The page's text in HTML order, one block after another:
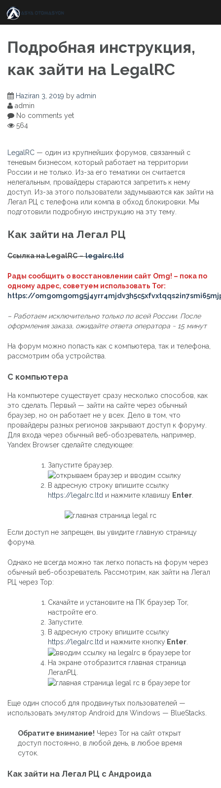
content
Подробная инструкция,
как зайти на LegalRC
Haziran 3, 2019 by admin
admin
No comments yet
564
LegalRC — один из крупнейших форумов, связанный с
теневым бизнесом, который работает на территории
России и не только. Из-за его тематики он считается
нелегальным, провайдеры стараются запретить к нему
доступ. Из-за этого пользователи задумываются как зайти на
Легал РЦ c телефона или компа в обход блокировки. Мы
подготовили подробную инструкцию на эту тему.
Как зайти на Легал РЦ
Ссылка на LegalRC–legalrc.ltd
Рады сообщить о восстановлении сайт Omg! – пока по
одному адрес, советуем использовать Tor:
https://
– Работаем исключительно только по всей России. После
оформления заказа, ожидайте ответа оператора ~ 15 минут
На форум можно попасть как с компьютера, так и телефона,
рассмотрим оба устройства.
С компьютера
На компьютере существует сразу несколько способов, как
это сделать. Первый — зайти на сайте через обычный
браузер, но он работает не у всех. Дело в том, что
провайдеры разных регионов закрывают доступ к форуму.
Для входа через обычный веб-обозреватель, например,
Yandex Browser сделайте следующее:
Запустите браузер.
В адресную строку впишите ссылку
https://legalrc.ltd и нажмите клавишу Enter.
Если доступ не запрещен, вы увидите главную страницу
форума.
Однако не всегда можно так легко попасть на форум через
обычный веб-обозреватель. Рассмотрим, как зайти на Легал
РЦ через Тор:
Скачайте и установите на ПК браузер Tor,
настройте его.
Запустите.
В адресную строку впишите ссылку
https://legalrc.ltd и нажмите кнопку Enter.
На экране отобразится главная страница
ЛегалРЦ.
Еще один способ для продвинутых пользователей —
использовать эмулятор Android для Windows — BlueStacks.
Обратите внимание! Через Tor на сайт открыт
доступ постоянно, в любой день, в любое время
суток.
Как зайти на Легал РЦ с Андроида